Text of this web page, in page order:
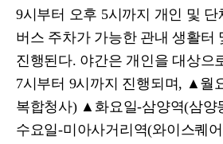
9시부터 오후 5시까지 개인 및 단
버스 주차가 가능한 관내 생활터
진행된다. 야간은 개인을 대상으
7시부터 9시까지 진행되며 , ▲ 월
복합청사) ▲ 화요일-삼양역(삼양
수요일-미아사거리역(와이스퀘어